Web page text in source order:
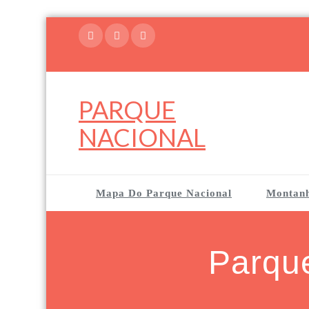
PARQUE
NACIONAL
Mapa Do Parque Nacional